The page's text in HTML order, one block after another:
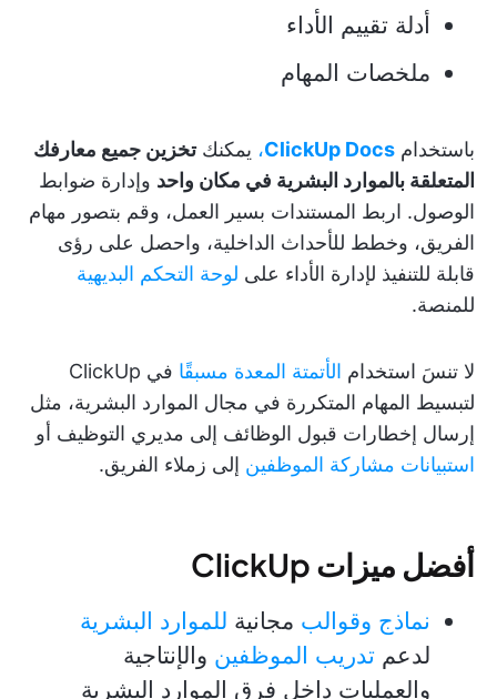
أدلة تقييم الأداء
ملخصات المهام
باستخدام ClickUp Docs، يمكنكتخزين جميع معارفك
المتعلقة بالموارد البشرية في مكان واحد وإدارة ضوابط
الوصول. اربط المستندات بسير العمل، وقم بتصور مهام
الفريق، وخطط للأحداث الداخلية، واحصل على رؤى
قابلة للتنفيذ لإدارة الأداء على لوحة التحكم البديهية
للمنصة.
لا تنسَ استخدام الأتمتة المعدة مسبقًا
في ClickUp
لتبسيط المهام المتكررة في مجال الموارد البشرية، مثل
إرسال إخطارات قبول الوظائف إلى مديري التوظيف أو
استبيانات مشاركة الموظفين إلى زملاء الفريق.
أفضل ميزات ClickUp
نماذج وقوالب مجانية للموارد البشرية
لدعم تدريب الموظفين والإنتاجية
والعمليات داخل فرق الموارد البشرية